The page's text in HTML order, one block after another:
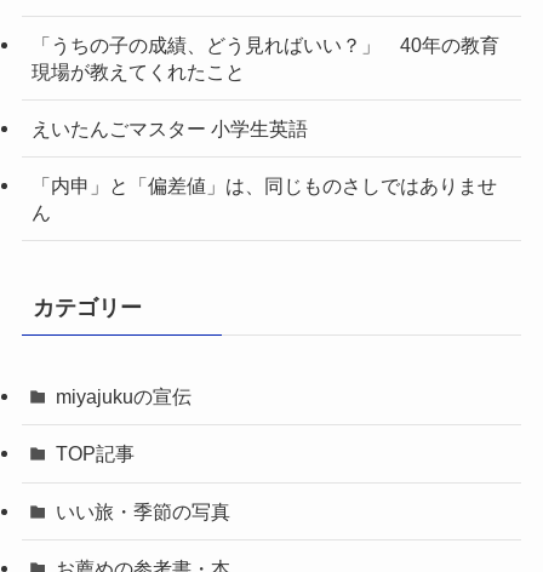
「うちの子の成績、どう見ればいい？」 40年の教育
現場が教えてくれたこと
えいたんごマスター 小学生英語
「内申」と「偏差値」は、同じものさしではありませ
ん
カテゴリー
miyajukuの宣伝
TOP記事
いい旅・季節の写真